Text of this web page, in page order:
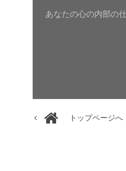
あなたの心の内部の
トップページへ